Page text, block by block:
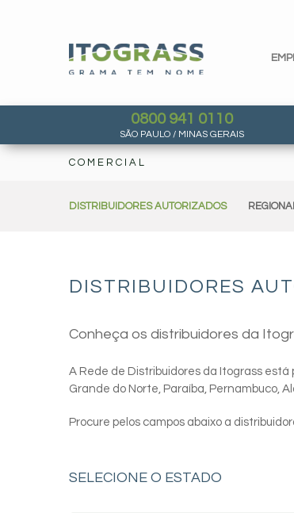
0800 941 0110
SÃO PAULO / MINAS GERAIS
COMERCIAL
DISTRIBUIDORES AUTORIZADOS
DISTRIBUIDORES
Conheça os distribuidores da
A Rede de Distribuidores da Itograss está
Grande do Norte, Paraíba, Pernambuco,
Procure pelos campos abaixo a
SELECIONE O ESTADO